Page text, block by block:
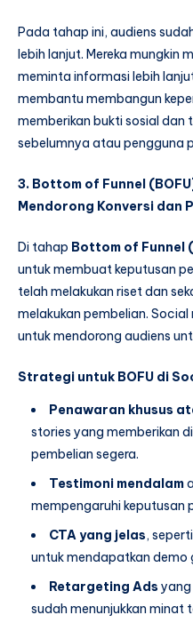
Pada tahap ini, audiens
lebih lanjut. Mereka mungkin
meminta informasi lebih
membantu membangun
memberikan bukti sosial dan
sebelumnya atau pengguna
3. Bottom of Funnel
Mendorong Konversi dan
Di tahap Bottom of Funnel
untuk membuat keputusan
telah melakukan riset dan
melakukan pembelian.
untuk mendorong audiens
Strategi untuk BOFU di
Penawaran khusus
stories yang memberikan
pembelian segera.
Testimoni mendalam
mempengaruhi keputusan
CTA yang jelas,
untuk mendapatkan demo
Retargeting Ads yang
sudah menunjukkan minat